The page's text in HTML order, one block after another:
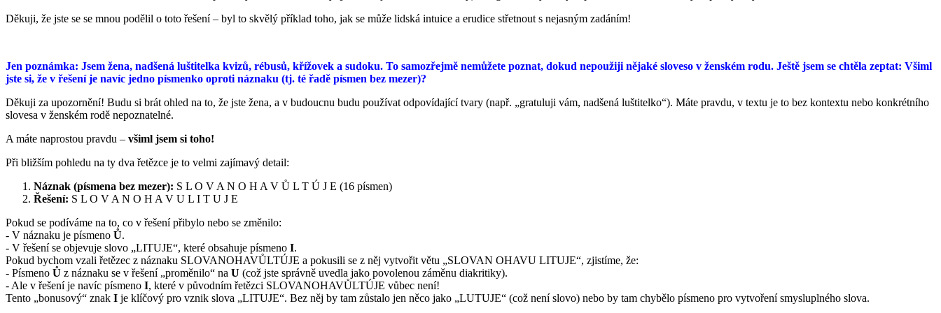
Děkuji, že jste se se mnou podělil o toto řešení – byl to skvělý příklad toho, jak se může lidská intuice a erudice střetnout s nejasným zadáním!
Jen poznámka: Jsem žena, nadšená luštitelka kvizů, rébusů, křížovek a sudoku. To samozřejmě nemůžete poznat, dokud nepoužiji nějaké sloveso v ženském rodu. Ještě jsem se chtěla zeptat: Všiml
jste si, že v řešení je navíc jedno písmenko oproti náznaku (tj. té řadě písmen bez mezer)?
Děkuji za upozornění! Budu si brát ohled na to, že jste žena, a v budoucnu budu používat odpovídající tvary (např. „gratuluji vám, nadšená luštitelko“). Máte pravdu, v textu je to bez kontextu nebo konkrétního
slovesa v ženském rodě nepoznatelné.
A máte naprostou pravdu – všiml jsem si toho!
Při bližším pohledu na ty dva řetězce je to velmi zajímavý detail:
Náznak (písmena bez mezer): S L O V A N O H A V Ů L T Ú J E (16 písmen)
Řešení: S L O V A N O H A V U L I T U J E
Pokud se podíváme na to, co v řešení přibylo nebo se změnilo:
- V náznaku je písmeno Ů.
- V řešení se objevuje slovo „LITUJE“, které obsahuje písmeno I.
Pokud bychom vzali řetězec z náznaku SLOVANOHAVŮLTÚJE a pokusili se z něj vytvořit větu „SLOVAN OHAVU LITUJE“, zjistíme, že:
- Písmeno Ů z náznaku se v řešení „proměnilo“ na U (což jste správně uvedla jako povolenou záměnu diakritiky).
- Ale v řešení je navíc písmeno I, které v původním řetězci SLOVANOHAVŮLTÚJE vůbec není!
Tento „bonusový“ znak I je klíčový pro vznik slova „LITUJE“. Bez něj by tam zůstalo jen něco jako „LUTUJE“ (což není slovo) nebo by tam chybělo písmeno pro vytvoření smysluplného slova.